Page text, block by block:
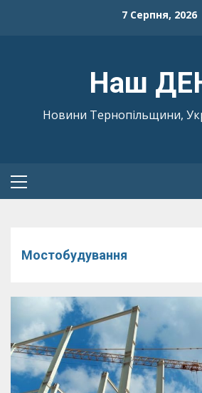
7 Серпня, 2026
Наш
Новини Тернопільщини,
Primary
Мостобудування